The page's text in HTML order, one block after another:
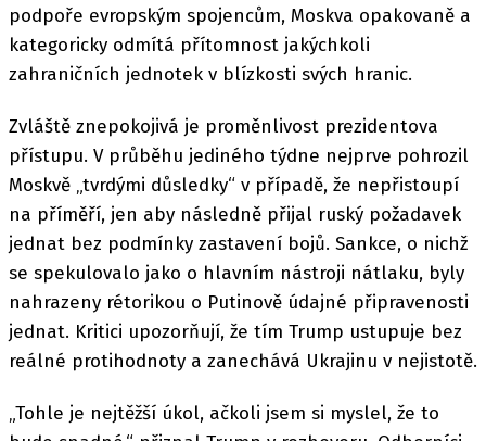
podpoře evropským spojencům, Moskva opakovaně a
kategoricky odmítá přítomnost jakýchkoli
zahraničních jednotek v blízkosti svých hranic.
Zvláště znepokojivá je proměnlivost prezidentova
přístupu. V průběhu jediného týdne nejprve pohrozil
Moskvě „tvrdými důsledky“ v případě, že nepřistoupí
na příměří, jen aby následně přijal ruský požadavek
jednat bez podmínky zastavení bojů. Sankce, o nichž
se spekulovalo jako o hlavním nástroji nátlaku, byly
nahrazeny rétorikou o Putinově údajné připravenosti
jednat. Kritici upozorňují, že tím Trump ustupuje bez
reálné protihodnoty a zanechává Ukrajinu v nejistotě.
„Tohle je nejtěžší úkol, ačkoli jsem si myslel, že to